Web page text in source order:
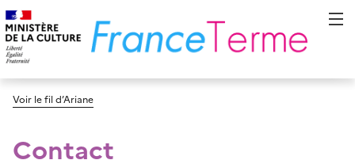
Voir le fil d’Ariane
Contact